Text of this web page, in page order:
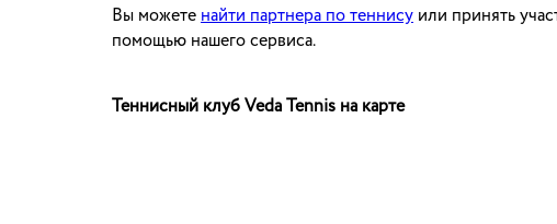
Вы можете найти партнера по теннису или принять
помощью нашего сервиса.
Теннисный клуб Veda Tennis на карте